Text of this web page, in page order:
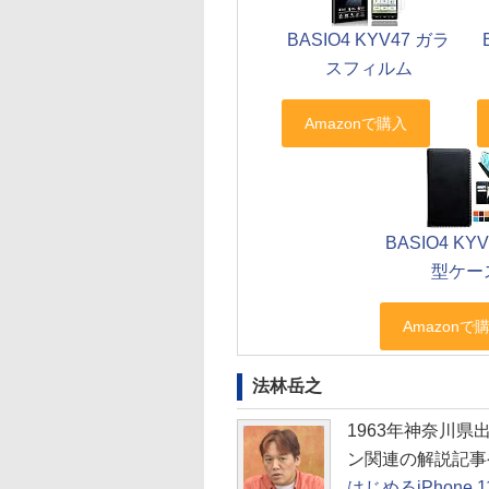
BASIO4 KYV47 ガラ
スフィルム
BASIO4
型ケー
法林岳之
1963年神奈川県
ン関連の解説記